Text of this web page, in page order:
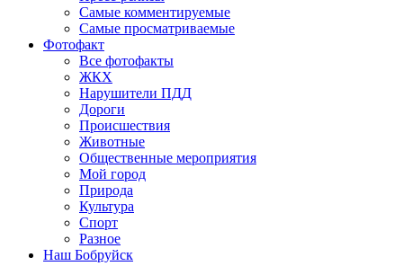
Самые комментируемые
Самые просматриваемые
Фотофакт
Все фотофакты
ЖКХ
Нарушители ПДД
Дороги
Происшествия
Животные
Общественные мероприятия
Мой город
Природа
Культура
Спорт
Разное
Наш Бобруйск